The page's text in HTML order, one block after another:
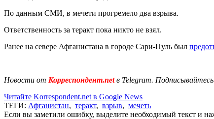
По данным СМИ, в мечети прогремело два взрыва.
Ответственность за теракт пока никто не взял.
Ранее на севере Афганистана в городе Сари-Пуль был
Новости от Корреспондент.netв Telegram.
Читайте Korrespondent.net в Google News
ТЕГИ: Афганистан, теракт, взрыв, мечеть
Если вы заметили ошибку, выделите необходимый текст и